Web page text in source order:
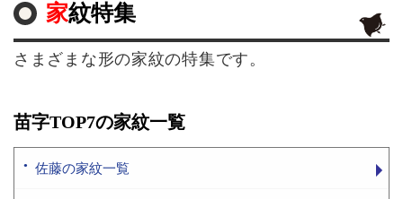
家紋特集
さまざまな形の家紋の特集です。
苗字TOP7の家紋一覧
佐藤の家紋一覧